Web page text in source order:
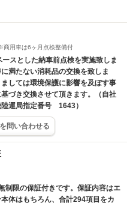
用車は6ヶ月点検整備付
スとした納車前点検を実施致しま
満たない消耗品の交換を致しま
しては環境保護に影響を及ぼす事
づき交換させて頂きます。（自社
運局指定番号 1643）
問い合わせる
制限の保証付きです。保証内容はエ
体はもちろん、合計294項目をカ